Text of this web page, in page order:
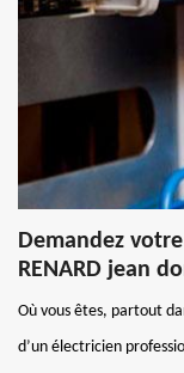
Demandez
RENARD jean
Où vous êtes, partout
d’un électricien